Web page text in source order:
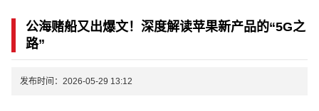
公海赌船又出爆文！深度解读苹果新产品的“5G之
路”
发布时间：2026-05-29 13:12